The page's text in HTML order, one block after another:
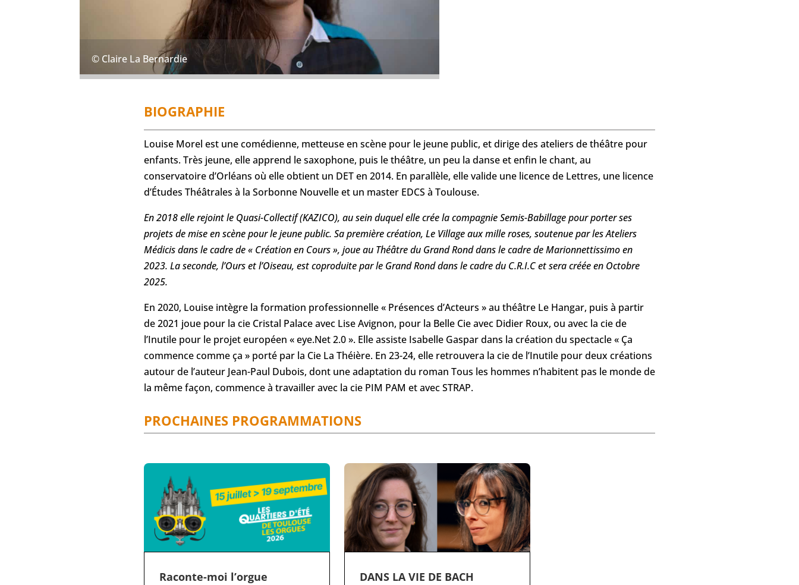
© Claire La Bernardie
BIOGRAPHIE
Louise Morel est une comédienne, metteuse en scène pour le jeune public, et dirige des ateliers de théâtre pour
enfants. Très jeune, elle apprend le saxophone, puis le théâtre, un peu la danse et enfin le chant, au
conservatoire d’Orléans où elle obtient un DET en 2014. En parallèle, elle valide une licence de Lettres, une licence
d’Études Théâtrales à la Sorbonne Nouvelle et un master EDCS à Toulouse.
En 2018 elle rejoint le Quasi-Collectif (KAZICO), au sein duquel elle crée la compagnie Semis-Babillage pour porter ses
projets de mise en scène pour le jeune public. Sa première création, Le Village aux mille roses, soutenue par les Ateliers
Médicis dans le cadre de « Création en Cours », joue au Théâtre du Grand Rond dans le cadre de Marionnettissimo en
2023. La seconde, l’Ours et l’Oiseau, est coproduite par le Grand Rond dans le cadre du C.R.I.C et sera créée en Octobre
2025.
En 2020, Louise intègre la formation professionnelle « Présences d’Acteurs » au théâtre Le Hangar, puis à partir
de 2021 joue pour la cie Cristal Palace avec Lise Avignon, pour la Belle Cie avec Didier Roux, ou avec la cie de
l’Inutile pour le projet européen « eye.Net 2.0 ». Elle assiste Isabelle Gaspar dans la création du spectacle « Ça
commence comme ça » porté par la Cie La Théière. En 23-24, elle retrouvera la cie de l’Inutile pour deux créations
autour de l’auteur Jean-Paul Dubois, dont une adaptation du roman Tous les hommes n’habitent pas le monde de
la même façon, commence à travailler avec la cie PIM PAM et avec STRAP.
PROCHAINES PROGRAMMATIONS
Raconte-moi l’orgue
DANS LA VIE DE BACH